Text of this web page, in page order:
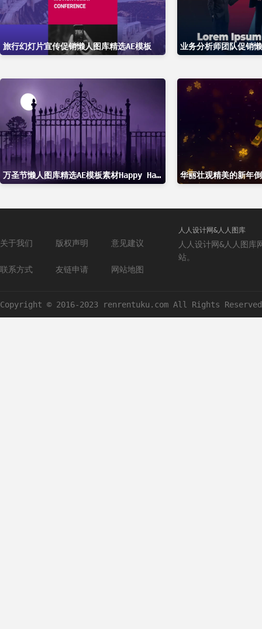
旅行幻灯片宣传促销懒人图库精选AE模板 业务分析师团队促销
万圣节懒人图库精选AE模板素材Happy Halloween
关于我们 版权声明 意见建议
联系方式 友链申请 网站地图
人人设计网&人人图库
人人设计网&人人图库
站。
Copyright © 2016-2023 renrentuku.com All Rights